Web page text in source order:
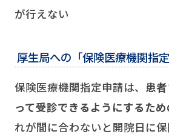
が行えない
厚生局への「保険医療機関指定
保険医療機関指定申請は、 患
って受診できるようにするた
れが間に合わないと開院日に